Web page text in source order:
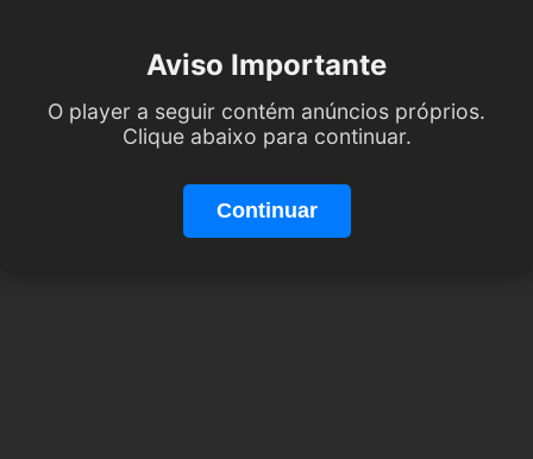
Aviso Importante
O player a seguir contém anúncios próprios.
Clique abaixo para continuar.
Continuar